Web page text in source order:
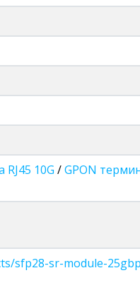
10G /GPON
sfp28-sr-module-